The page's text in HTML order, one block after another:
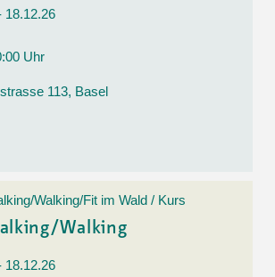
18.12.26
Uhr
113, Basel
Walking/Fit im Wald / Kurs
Walking
18.12.26